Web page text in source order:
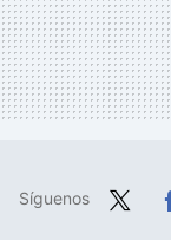
Síguenos